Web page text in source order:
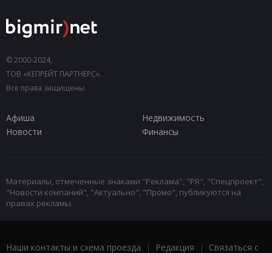
© 2000-2024,
ТОВ «КЕПРЕЙТ ПАРТНЕРС».
Все права защищены.
Афиша
Недвижимость
Новости
Финансы
Материалы, отмеченные знаками "Реклама", "PR", "Спецпроект",
"Новости компаний", "Актуально", "Промо", публикуются на
правах рекламы.
Наши контакты и схема проезда | Редакция | Связаться с